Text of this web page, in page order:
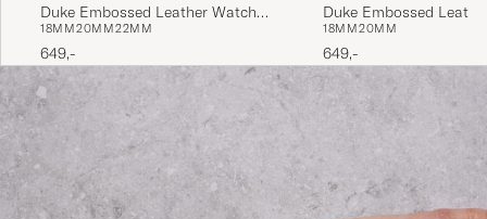
Duke Embossed Leather Watch
Strap Black
18MM20MM22MM
649,-
Duke Embossed
Strap Green
18MM20MM
649,-